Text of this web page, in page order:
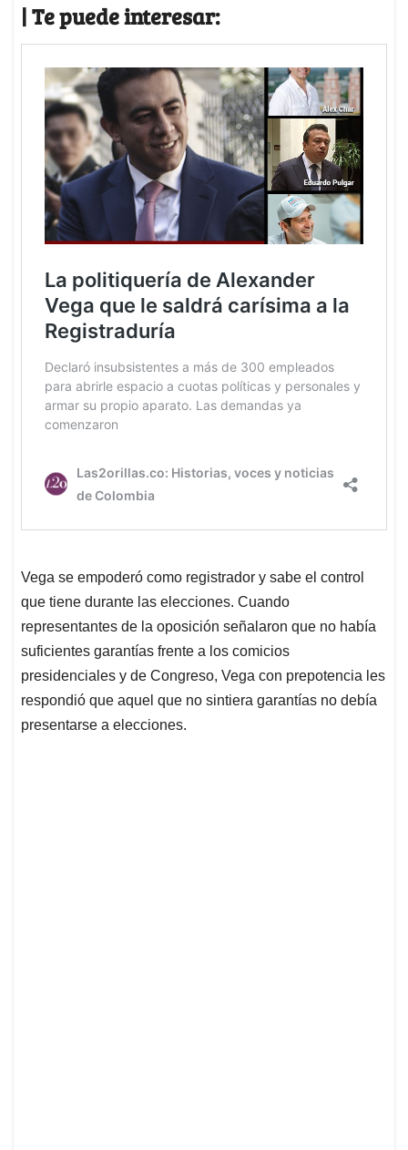
| Te puede interesar:
Vega se empoderó como registrador y sabe el control
que tiene durante las elecciones. Cuando
representantes de la oposición señalaron que no había
suficientes garantías frente a los comicios
presidenciales y de Congreso, Vega con prepotencia les
respondió que aquel que no sintiera garantías no debía
presentarse a elecciones.